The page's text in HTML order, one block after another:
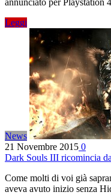
annunciato per Playstation
Leggi
News
21 Novembre 2015 0
Dark Souls III ricomincia
Come molti di voi già
aveva avuto inizio senza